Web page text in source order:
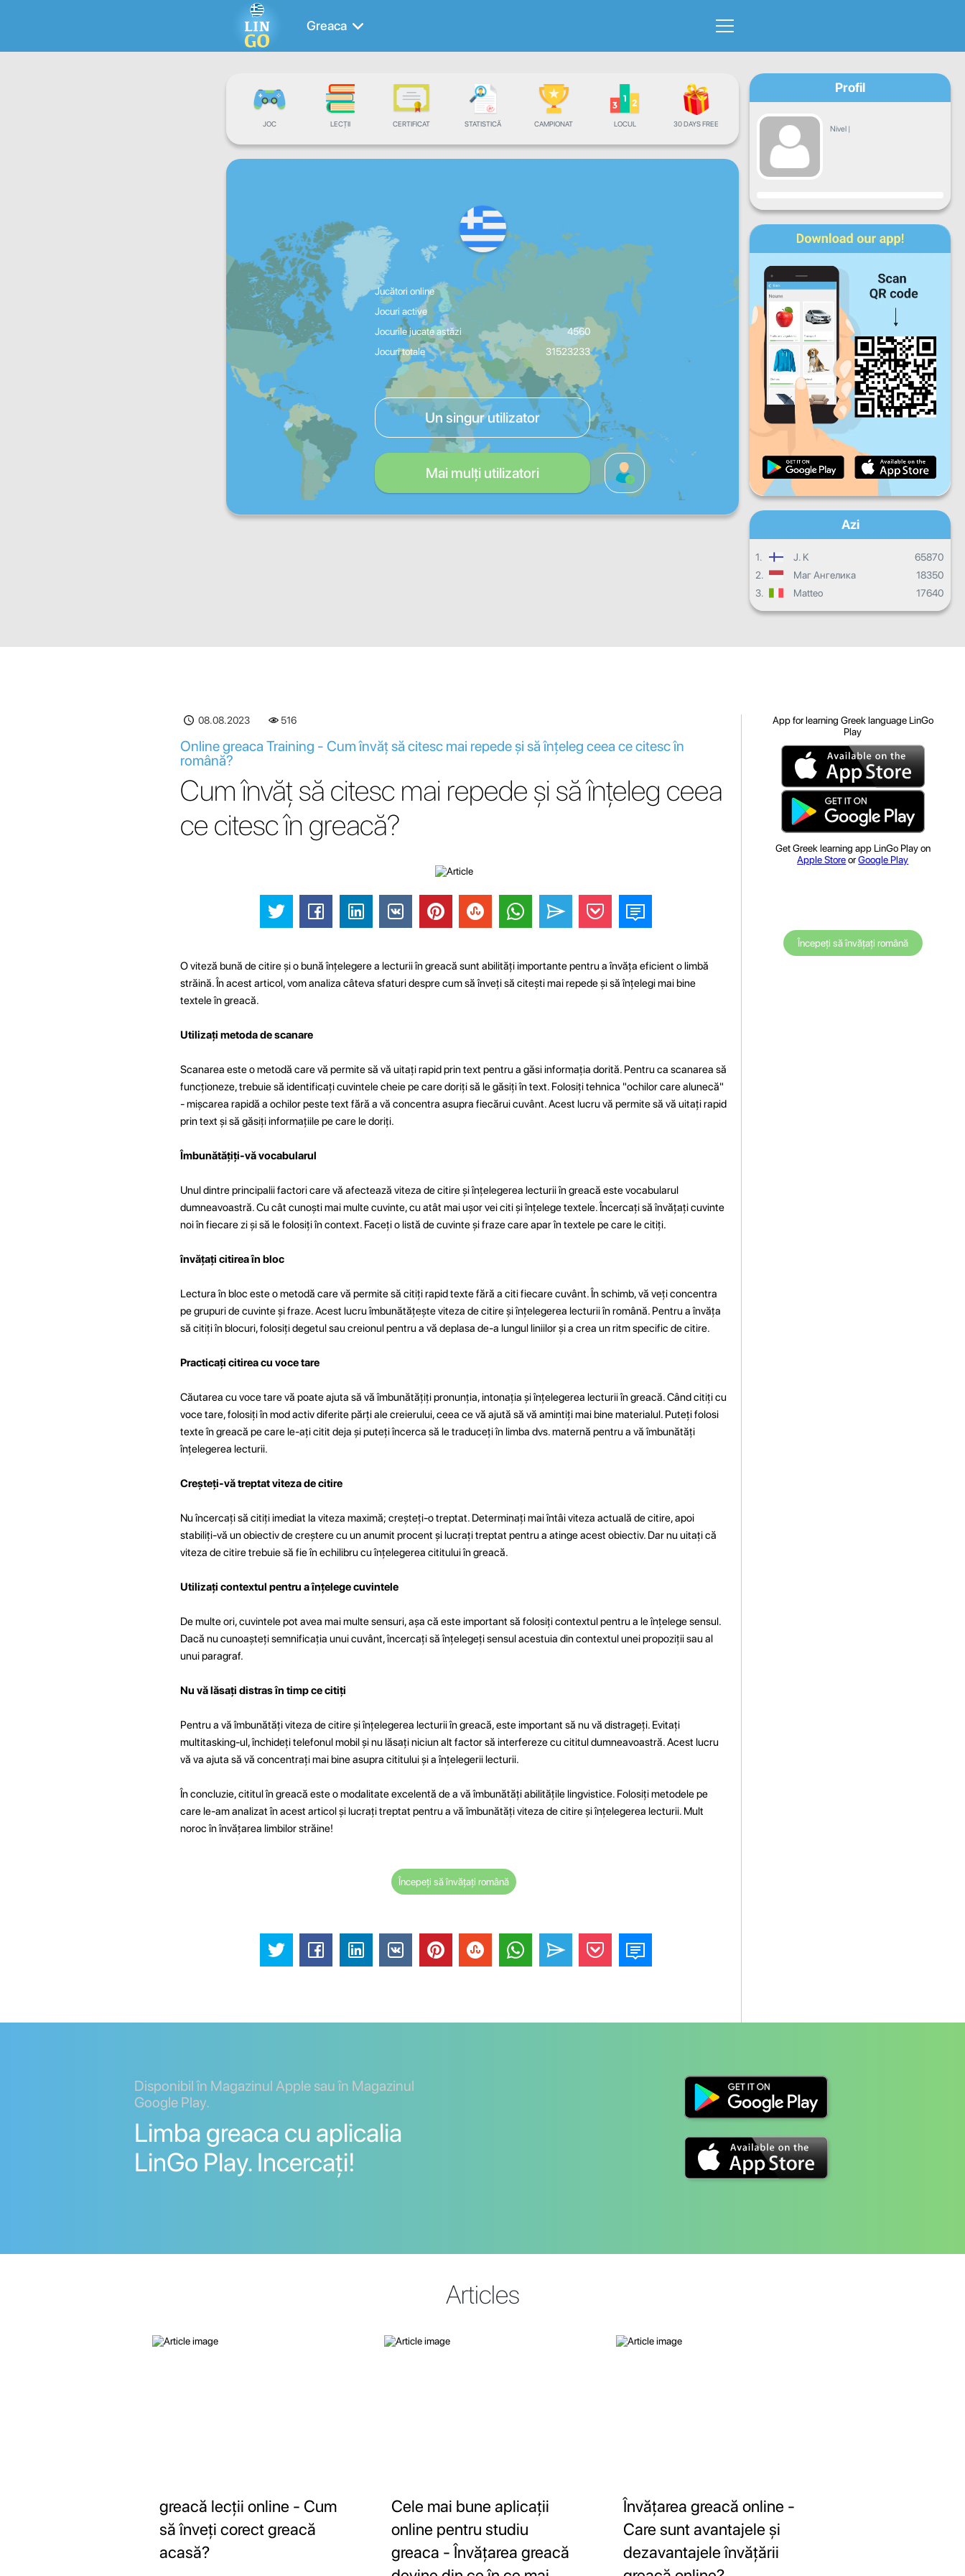
Greaca
JOC LECȚII CERTIFICAT STATISTICĂ CAMPIONAT LOCUL 30 DAYS FREE
Jucători online
Jocuri active
Jocurile jucate astăzi
4560
Jocuri totale
31523233
Un singur utilizator
Mai mulți utilizatori
Profil
Nivel |
Progres
Mi
S D
Progresul zilnic
Progresul lunar
Progres total
Azi
1. J. K
65870
2.
Маг Ангелика
18350
3.
Matteo 17640
08.08.2023 516
Online greaca Training - Cum învăț să citesc mai repede și să înțeleg ceea ce citesc în
română?
Cum învăț să citesc mai repede și să înțeleg ceea
ce citesc în greacă?
O viteză bună de citire și o bună înțelegere a lecturii în greacă sunt abilități importante pentru a învăța eficient o limbă
străină. În acest articol, vom analiza câteva sfaturi despre cum să înveți să citești mai repede și să înțelegi mai bine
textele în greacă.
Utilizați metoda de scanare
Scanarea este o metodă care vă permite să vă uitați rapid prin text pentru a găsi informația dorită. Pentru ca scanarea să
funcționeze, trebuie să identificați cuvintele cheie pe care doriți să le găsiți în text. Folosiți tehnica "ochilor care alunecă"
- mișcarea rapidă a ochilor peste text fără a vă concentra asupra fiecărui cuvânt. Acest lucru vă permite să vă uitați rapid
prin text și să găsiți informațiile pe care le doriți.
Îmbunătățiți-vă vocabularul
Unul dintre principalii factori care vă afectează viteza de citire și înțelegerea lecturii în greacă este vocabularul
dumneavoastră. Cu cât cunoști mai multe cuvinte, cu atât mai ușor vei citi și înțelege textele. Încercați să învățați cuvinte
noi în fiecare zi și să le folosiți în context. Faceți o listă de cuvinte și fraze care apar în textele pe care le citiți.
învățați citirea în bloc
Lectura în bloc este o metodă care vă permite să citiți rapid texte fără a citi fiecare cuvânt. În schimb, vă veți concentra
pe grupuri de cuvinte și fraze. Acest lucru îmbunătățește viteza de citire și înțelegerea lecturii în română. Pentru a învăța
să citiți în blocuri, folosiți degetul sau creionul pentru a vă deplasa de-a lungul liniilor și a crea un ritm specific de citire.
Practicați citirea cu voce tare
Căutarea cu voce tare vă poate ajuta să vă îmbunătățiți pronunția, intonația și înțelegerea lecturii în greacă. Când citiți cu
voce tare, folosiți în mod activ diferite părți ale creierului, ceea ce vă ajută să vă amintiți mai bine materialul. Puteți folosi
texte în greacă pe care le-ați citit deja și puteți încerca să le traduceți în limba dvs. maternă pentru a vă îmbunătăți
înțelegerea lecturii.
Creșteți-vă treptat viteza de citire
Nu încercați să citiți imediat la viteza maximă; creșteți-o treptat. Determinați mai întâi viteza actuală de citire, apoi
stabiliți-vă un obiectiv de creștere cu un anumit procent și lucrați treptat pentru a atinge acest obiectiv. Dar nu uitați că
viteza de citire trebuie să fie în echilibru cu înțelegerea cititului în greacă.
Utilizați contextul pentru a înțelege cuvintele
De multe ori, cuvintele pot avea mai multe sensuri, așa că este important să folosiți contextul pentru a le înțelege sensul.
Dacă nu cunoașteți semnificația unui cuvânt, încercați să înțelegeți sensul acestuia din contextul unei propoziții sau al
unui paragraf.
Nu vă lăsați distras în timp ce citiți
Pentru a vă îmbunătăți viteza de citire și înțelegerea lecturii în greacă, este important să nu vă distrageți. Evitați
multitasking-ul, închideți telefonul mobil și nu lăsați niciun alt factor să interfereze cu cititul dumneavoastră. Acest lucru
vă va ajuta să vă concentrați mai bine asupra cititului și a înțelegerii lecturii.
În concluzie, cititul în greacă este o modalitate excelentă de a vă îmbunătăți abilitățile lingvistice. Folosiți metodele pe
care le-am analizat în acest articol și lucrați treptat pentru a vă îmbunătăți viteza de citire și înțelegerea lecturii. Mult
noroc în învățarea limbilor străine!
Începeți să învățați română
App for learning Greek language LinGo
Play
Get Greek learning app LinGo Play on
Apple StoreorGoogle Play
Începeți să învățați română
Disponibil în Magazinul Apple sau în Magazinul
Google Play.
Limba greaca cu aplicalia
LinGo Play. Incercați!
Articles
greacă lecții online - Cum
să înveți corect greacă
acasă?
Cele mai bune aplicații
online pentru studiu
greaca - Învățarea greacă
Învățarea greacă online -
Care sunt avantajele și
dezavantajele învățării